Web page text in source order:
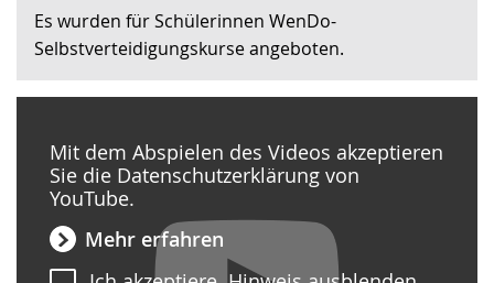
Gebärdensprache
wird
Es wurden für Schülerinnen WenDo-
Selbstverteidigungskurse angeboten.
Mit dem Abspielen des Videos akzeptieren
Sie die Datenschutzerklärung von
YouTube.
Mehr erfahren